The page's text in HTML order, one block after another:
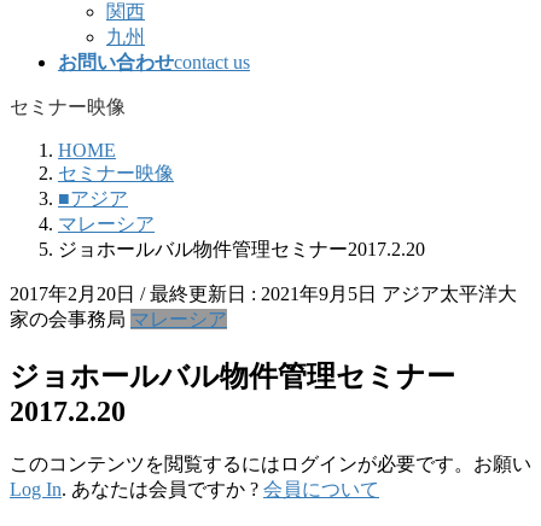
関西
九州
お問い合わせcontact us
セミナー映像
HOME
セミナー映像
■アジア
マレーシア
ジョホールバル物件管理セミナー2017.2.20
2017年2月20日 / 最終更新日 : 2021年9月5日 アジア太平洋大
家の会事務局 マレーシア
ジョホールバル物件管理セミナー
2017.2.20
このコンテンツを閲覧するにはログインが必要です。お願い
Log In. あなたは会員ですか ? 会員について